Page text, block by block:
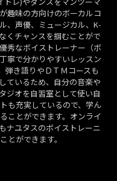
趣味の方向けのボーカルコ
、声優、ミュージカル、K-
くチャンスを掴むことがで
秀なボイストレーナー（ボ
寧で分かりやすいレッスン
弾き語りやＤＴＭコースも
ているため、自分の音楽や
ジオを自習室として使い自
も充実しているので、学ん
ことができます。オンライ
ナユタスのボイストレーニ
とができます。